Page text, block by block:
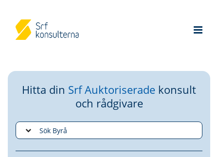
Hitta din Srf Auktoriserade konsult
och rådgivare